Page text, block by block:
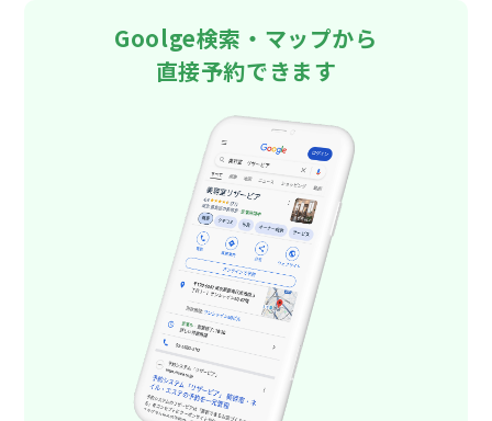
Goolge検索・マップから
直接予約できます